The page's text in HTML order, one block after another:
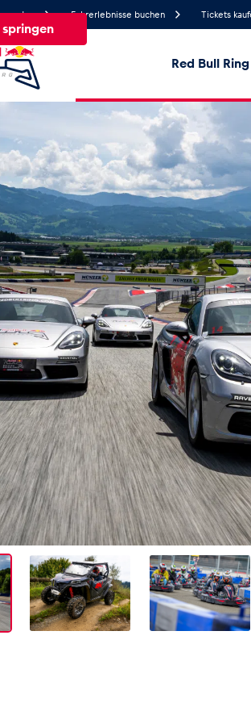
senden Fahrerlebnisse buchen Tickets
Red Bull Ring
28.2°
Temperatur
Events Erlebnisse Seiten